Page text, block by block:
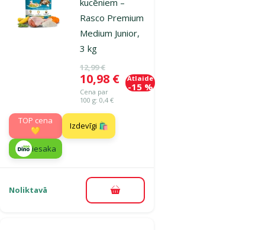
Rasco Premium
Medium Junior,
3 kg
Oriģinālā cena
12,99 €
Cena
10,98 €
Cena par
100 g: 0,4 €
Atlaide
-15 %
TOP cena
💛
Izdevīgi 🛍️
iesaka
Noliktavā Pievienot grozam